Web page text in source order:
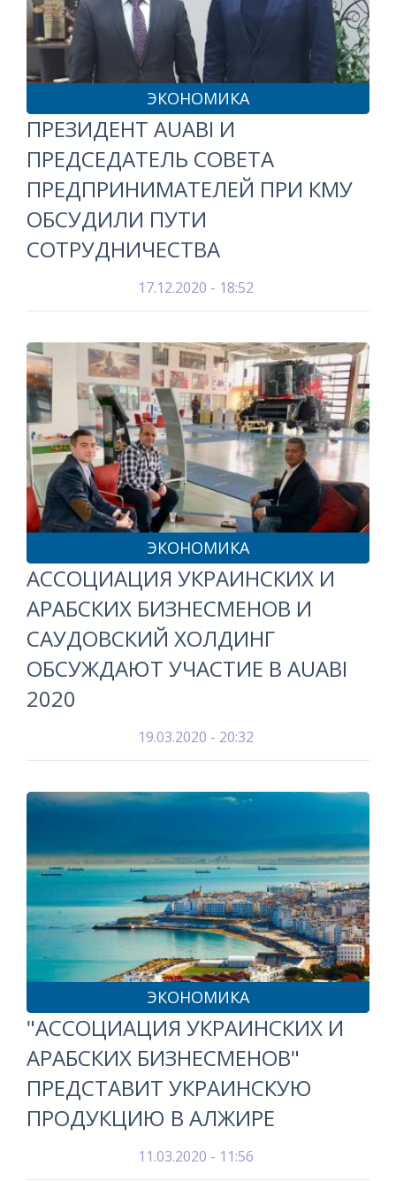
ЭКОНОМИКА
ПРЕЗИДЕНТ AUABI И
ПРЕДСЕДАТЕЛЬ СОВЕТА
ПРЕДПРИНИМАТЕЛЕЙ ПРИ КМУ
ОБСУДИЛИ ПУТИ
СОТРУДНИЧЕСТВА
17.12.2020 - 18:52
ЭКОНОМИКА
АССОЦИАЦИЯ УКРАИНСКИХ И
АРАБСКИХ БИЗНЕСМЕНОВ И
САУДОВСКИЙ ХОЛДИНГ
ОБСУЖДАЮТ УЧАСТИЕ В AUABI
2020
19.03.2020 - 20:32
ЭКОНОМИКА
"АССОЦИАЦИЯ УКРАИНСКИХ И
АРАБСКИХ БИЗНЕСМЕНОВ"
ПРЕДСТАВИТ УКРАИНСКУЮ
ПРОДУКЦИЮ В АЛЖИРЕ
11.03.2020 - 11:56